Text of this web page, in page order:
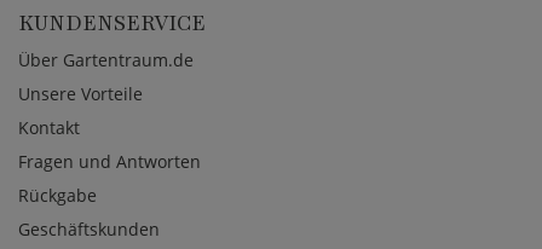
KUNDENSERVICE
Über Gartentraum.de
Unsere Vorteile
Kontakt
Fragen und Antworten
Rückgabe
Geschäftskunden